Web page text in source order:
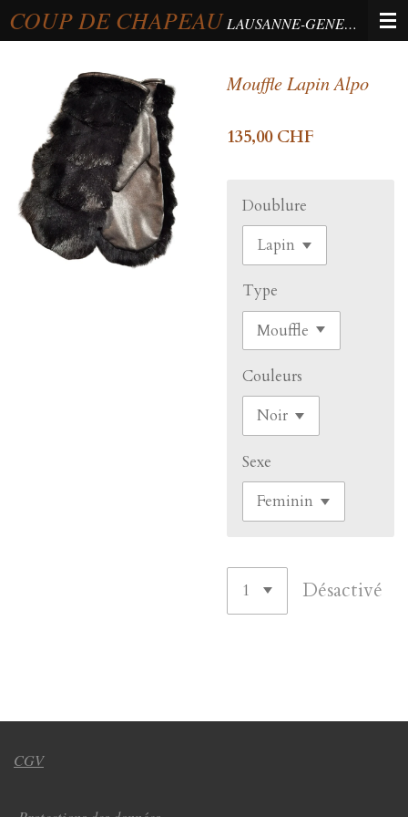
Passer
au
principal
COUP DE CHAPEAU LAUSANNE-GENEVA-BERNE
Mouffle Lapin Alpo
135,00 CHF
Doublure
Type
Couleurs
Sexe
Désactivé
CGV